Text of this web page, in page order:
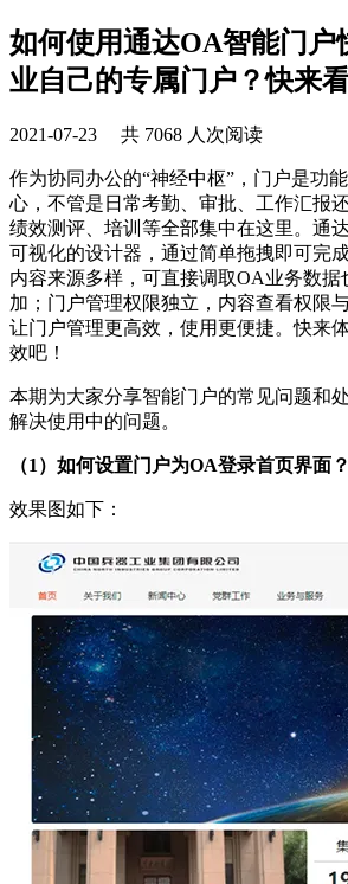
如何使用通达OA智能门户
业自己的专属门户？快来
2021-07-23 共 7068 人次阅读
作为协同办公的“神经中枢”，门户是功
心，不管是日常考勤、审批、工作汇报
绩效测评、培训等全部集中在这里。通
可视化的设计器，通过简单拖拽即可完
内容来源多样，可直接调取OA业务数据
加；门户管理权限独立，内容查看权限
让门户管理更高效，使用更便捷。快来
效吧！
本期为大家分享智能门户的常见问题和
解决使用中的问题。
（1）如何设置门户为OA登录首页界面？
效果图如下：